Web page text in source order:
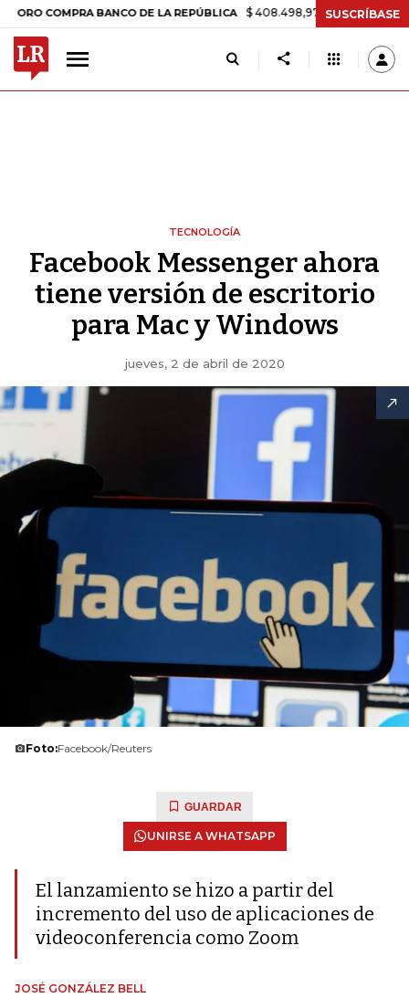
COMPRA BANCO DE LA REPÚBLICA $ 408.498,97 +$ 8.753,81 +2,19%
SUSCRÍBASE
TECNOLOGÍA
Facebook Messenger ahora
tiene versión de escritorio
para Mac y Windows
jueves, 2 de abril de 2020
Foto:Facebook/Reuters
GUARDAR
UNIRSE A WHATSAPP
El lanzamiento se hizo a partir del
incremento del uso de aplicaciones de
videoconferencia como Zoom
JOSÉ GONZÁLEZ BELL